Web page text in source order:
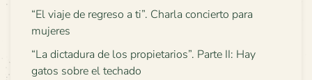
“El viaje de regreso a ti”. Charla concierto para
mujeres
“La dictadura de los propietarios”. Parte II: Hay
gatos sobre el techado